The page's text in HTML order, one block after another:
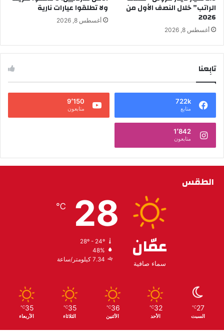
الراتب” خلال النصف الأول من
2026
أغسطس 8, 2026
ولا تطلقوا عيارات نارية
أغسطس 8, 2026
تابِعنا
722k
متابع
9٬150
متابعون
1٬842
متابعون
الطقس
عمّان
سماء صافية
28
℃
28º - 24º
48%
7.34 كيلومتر/ساعة
27
℃
السبت
32
℃
الأحد
36
℃
الأثنين
35
℃
الثلاثاء
35
℃
الأربعاء